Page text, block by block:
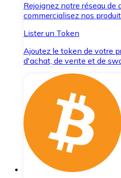
Rejoignez notre réseau de
commercialisez nos
Lister un Token
Ajoutez le token de votre
d'achat, de vente et de